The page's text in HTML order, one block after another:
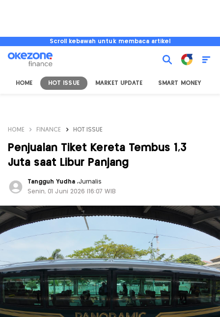
Scroll kebawah untuk membaca artikel
HOME HOT ISSUE MARKET UPDATE SMART MONEY
HOME FINANCE HOT ISSUE
Penjualan Tiket Kereta Tembus 1,3
Juta saat Libur Panjang
Tangguh Yudha ,Jurnalis
Senin, 01 Juni 2026 |16:07 WIB